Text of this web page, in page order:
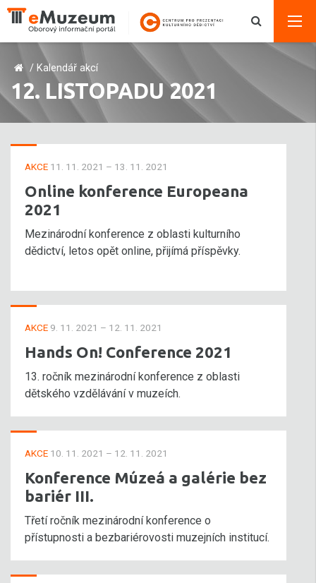
/ Kalendář akcí
12. LISTOPADU 2021
AKCE 11. 11. 2021 – 13. 11. 2021
Online konference Europeana
2021
Mezinárodní konference z oblasti kulturního
dědictví, letos opět online, přijímá příspěvky.
AKCE 9. 11. 2021 – 12. 11. 2021
Hands On! Conference 2021
13. ročník mezinárodní konference z oblasti
dětského vzdělávání v muzeích.
AKCE 10. 11. 2021 – 12. 11. 2021
Konference Múzeá a galérie bez
bariér III.
Třetí ročník mezinárodní konference o
přístupnosti a bezbariérovosti muzejních institucí.